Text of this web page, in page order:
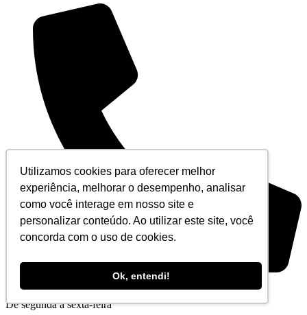
Utilizamos cookies para oferecer melhor
experiência, melhorar o desempenho, analisar
como você interage em nosso site e
personalizar conteúdo. Ao utilizar este site, você
concorda com o uso de cookies.
Ok, entendi!
+55 (21) 3194-5555
De segunda à sexta-feira